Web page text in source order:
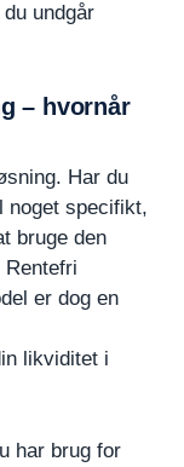
undgår
– hvornår
Har du
specifikt,
bruge den
er dog en
likviditet i
har brug for